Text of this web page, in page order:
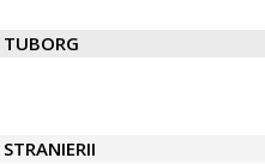
TUBORG
STRANIERII